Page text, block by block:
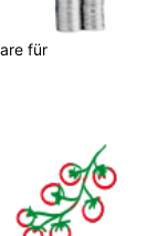
für